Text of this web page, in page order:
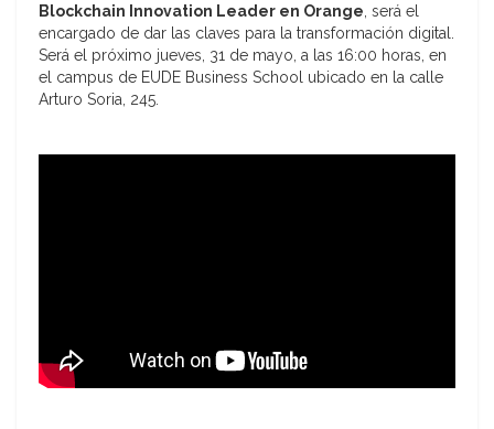
Blockchain Innovation Leader en Orange , será el
encargado de dar las claves para la transformación digital.
Será el próximo jueves, 31 de mayo, a las 16:00 horas, en
el campus de EUDE Business School ubicado en la calle
Arturo Soria, 245.